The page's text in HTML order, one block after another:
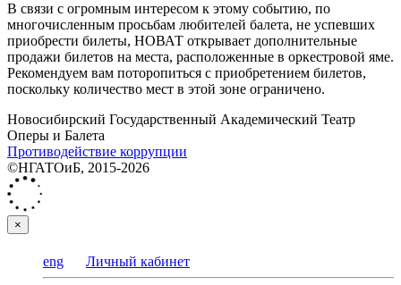
В связи с огромным интересом к этому событию, по
многочисленным просьбам любителей балета, не успевших
приобрести билеты, НОВАТ открывает дополнительные
продажи билетов на места, расположенные в оркестровой яме.
Рекомендуем вам поторопиться с приобретением билетов,
поскольку количество мест в этой зоне ограничено.
Новосибирский Государственный Академический Театр
Оперы и Балета
Противодействие коррупции
©НГАТОиБ, 2015-2026
×
eng Личный кабинет